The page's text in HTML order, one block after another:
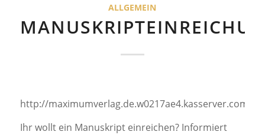
ALLGEMEIN
http://
Ihr wollt ein Manuskript einreichen? Informiert